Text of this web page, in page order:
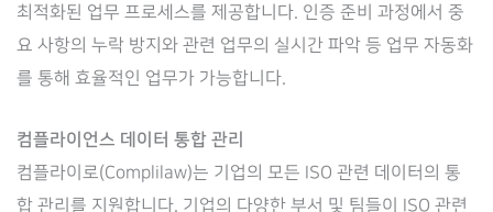
최적화된 업무 프로세스를 제공합니다. 인증 준비 과정에서 중
요 사항의 누락 방지와 관련 업무의 실시간 파악 등 업무 자동화
를 통해 효율적인 업무가 가능합니다.
컴플라이언스 데이터 통합 관리
컴플라이로(Complilaw)는 기업의 모든 ISO 관련 데이터의 통
합 관리를 지원합니다. 기업의 다양한 부서 및 팀들이 ISO 관련